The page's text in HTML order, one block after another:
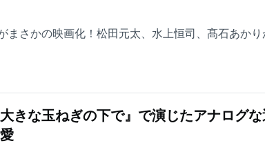
まさかの映画化！松田元太、水上恒司、髙石あか
きな玉ねぎの下で』で演じたアナログ